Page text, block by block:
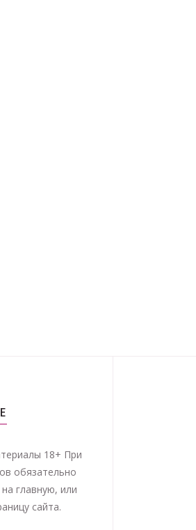
18+ При
обязательно
главную, или
сайта.